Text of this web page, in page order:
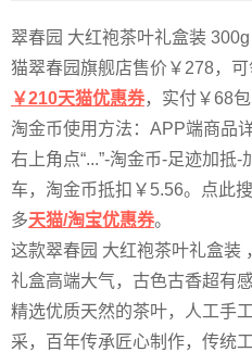
翠春园 大红袍茶叶礼盒装
猫翠春园旗舰店售价￥278，可
￥210天猫优惠券，实付￥68包
淘金币使用方法：APP端商品
右上角点“...”-淘金币-足迹加抵-
车，淘金币抵扣￥5.56。点此
多天猫/淘宝优惠券。
这款翠春园 大红袍茶叶礼盒装
礼盒高端大气，古色古香超有感
精选优质天然的茶叶，人工手
采，百年传承匠心制作，传统